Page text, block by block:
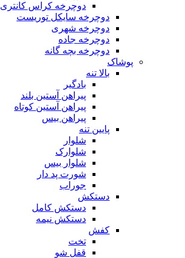
دوچرخه کراس کانتری
دوچرخه سایکل توریست
دوچرخه شهری
دوچرخه جاده
دوچرخه بچه گانه
پوشاک
بالا تنه
بادگیر
پیراهن آستین بلند
پیراهن آستین کوتاه
پیراهن بیس
پایین تنه
شلوار
شلوارک
شلوار بیس
شورت پد دار
جوراب
دستکش
دستکش کامل
دستکش نیمه
کفش
تخت
قفل شو